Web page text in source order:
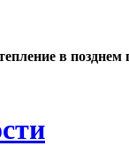
в позднем